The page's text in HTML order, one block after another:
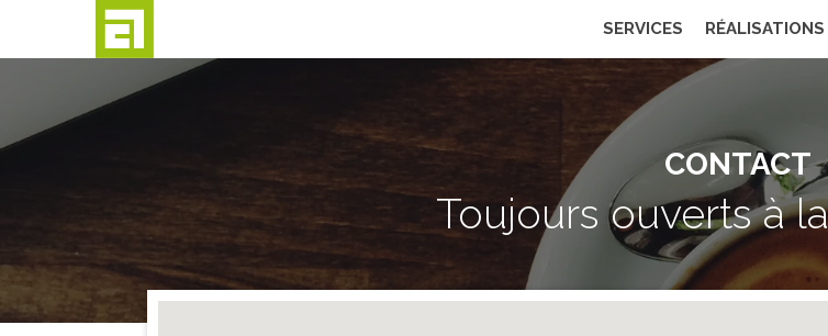
contenu
SERVICES RÉALISATIONS
CONTACT
Toujours ouverts à